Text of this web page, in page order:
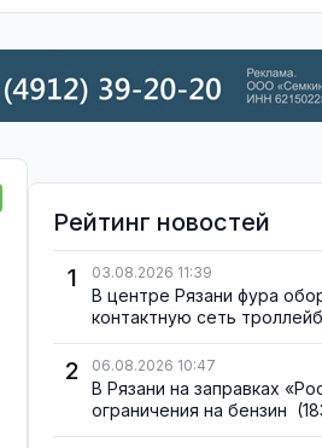
Рейтинг новостей
1
03.08.2026 11:39
В центре Рязани фура
контактную сеть
2 06.08.2026 10:47
В Рязани на заправках
ограничения на бензин